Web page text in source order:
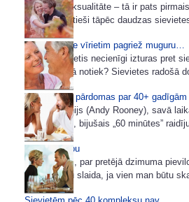
Sieviešu seksualitāte – tā ir pats
sievieti. Un tieši tāpēc daudzas
Kad veiksme vīrietim pagriež muguru…
Runā, ja vīrietis necienīgi izturas pret
Kāpēc tas tā notiek? Sievietes radošā
Kāda kunga pārdomas par 40+
Endijs Runijs (Andy Rooney), savā
žurnālistiem, bijušais „60 minūtes”
Par pievilcību
Pastāv mīts, par pretējā dzimuma
vien es būtu slaida, ja vien man būtu